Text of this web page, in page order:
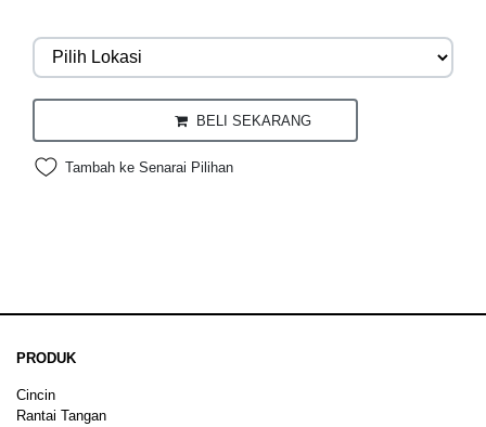
BELI SEKARANG
Tambah ke Senarai Pilihan
PRODUK
Cincin
Rantai Tangan